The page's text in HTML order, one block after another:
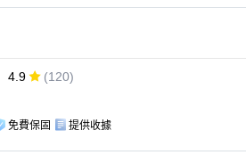
4.9 (120)
免費保固 提供收據